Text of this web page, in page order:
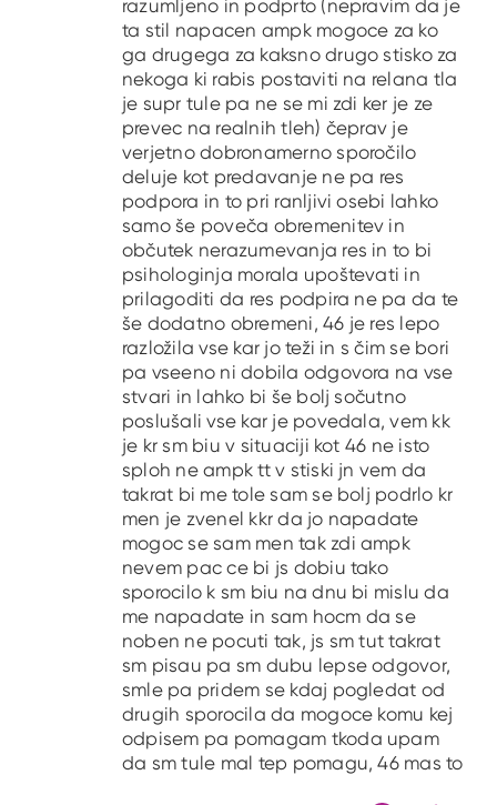
razumljeno in podprto (nepravim da je
ta stil napacen ampk mogoce za ko
ga drugega za kaksno drugo stisko za
nekoga ki rabis postaviti na relana tla
je supr tule pa ne se mi zdi ker je ze
prevec na realnih tleh) čeprav je
verjetno dobronamerno sporočilo
deluje kot predavanje ne pa res
podpora in to pri ranljivi osebi lahko
samo še poveča obremenitev in
občutek nerazumevanja res in to bi
psihologinja morala upoštevati in
prilagoditi da res podpira ne pa da te
še dodatno obremeni, 46 je res lepo
razložila vse kar jo teži in s čim se bori
pa vseeno ni dobila odgovora na vse
stvari in lahko bi še bolj sočutno
poslušali vse kar je povedala, vem kk
je kr sm biu v situaciji kot 46 ne isto
sploh ne ampk tt v stiski jn vem da
takrat bi me tole sam se bolj podrlo kr
men je zvenel kkr da jo napadate
mogoc se sam men tak zdi ampk
nevem pac ce bi js dobiu tako
sporocilo k sm biu na dnu bi mislu da
me napadate in sam hocm da se
noben ne pocuti tak, js sm tut takrat
sm pisau pa sm dubu lepse odgovor,
smle pa pridem se kdaj pogledat od
drugih sporocila da mogoce komu kej
odpisem pa pomagam tkoda upam
da sm tule mal tep pomagu, 46 mas to